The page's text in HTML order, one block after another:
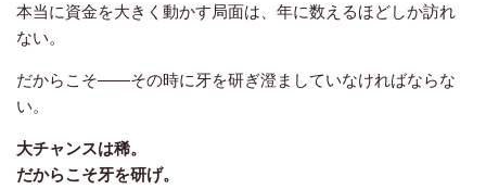
本当に資金を大きく動かす局面は、年に数えるほどしか訪れ
ない。
だからこそ――その時に牙を研ぎ澄ましていなければならな
い。
大チャンスは稀。
だからこそ牙を研げ。